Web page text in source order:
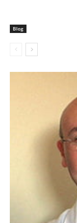
Blog